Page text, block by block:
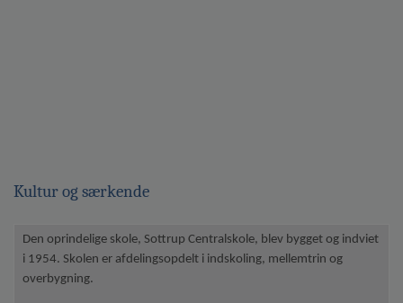
Kultur og særkende
Den oprindelige skole, Sottrup Centralskole, blev bygget og indviet
i 1954. Skolen er afdelingsopdelt i indskoling, mellemtrin og
overbygning.